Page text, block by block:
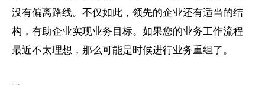
没有偏离路线。不仅如此，领先的企业还有适当的结
构，有助企业实现业务目标。如果您的业务工作流程
最近不太理想，那么可能是时候进行业务重组了。